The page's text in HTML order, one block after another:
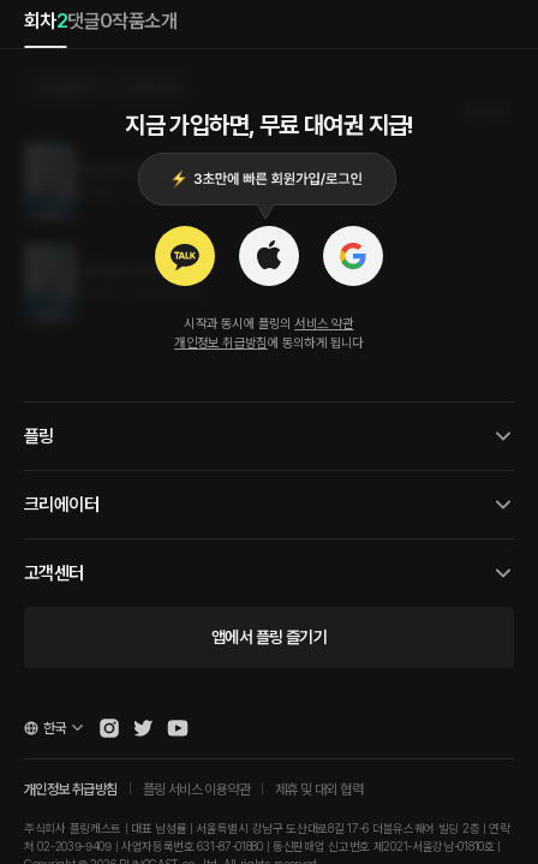
혼이라니……. 이 사태를 어찌해야 할까. 하룻밤의 불장난으로 평생 묻어 두려 했던 인연
이었는데, 왜 갑자기 나타나 이렇게 일이 꼬이기 시작하는 건지 모르겠다. #현대물 #갑
회차2댓글0작품소개
지금 가입하면, 무료 대여권 지급!
시작과 동시에 플링의 서비스 약관
개인정보 취급방침에 동의하게 됩니다
지금부터 아는 사이 2권 (완결)
2024.03.06
지금부터 아는 사이 1권
플링
크리에이터
고객센터
앱에서 플링 즐기기
개인정보 취급방침 플링 서비스 이용약관 제휴 및 대외 협력
주식회사 플링캐스트 | 대표 남성률 | 서울특별시 강남구 도산대로8길 17-6 더블유스퀘어 빌딩 2층 | 연락
처 02-2039-9409 | 사업자등록번호 631-87-01880 | 통신판매업 신고번호 제2021-서울강남-01810호 |
한국